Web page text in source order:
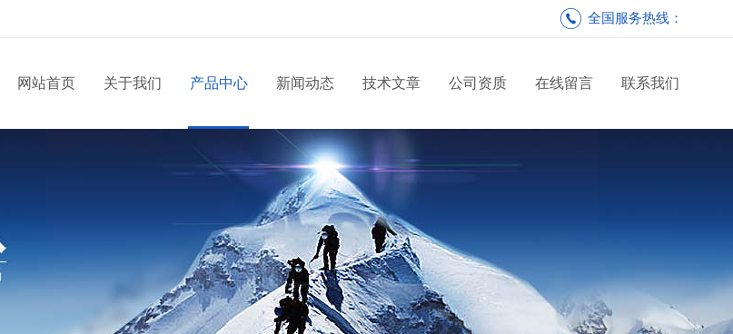
全国服务热线：
网站首页 关于我们 产品中心 新闻动态 技术文章 公司资质 在线留言 联系我们